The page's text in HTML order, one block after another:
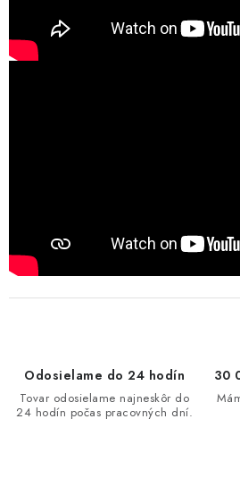
Odosielame do 24 hodín
Tovar odosielame najneskôr do
24 hodín počas pracovných dní.
30